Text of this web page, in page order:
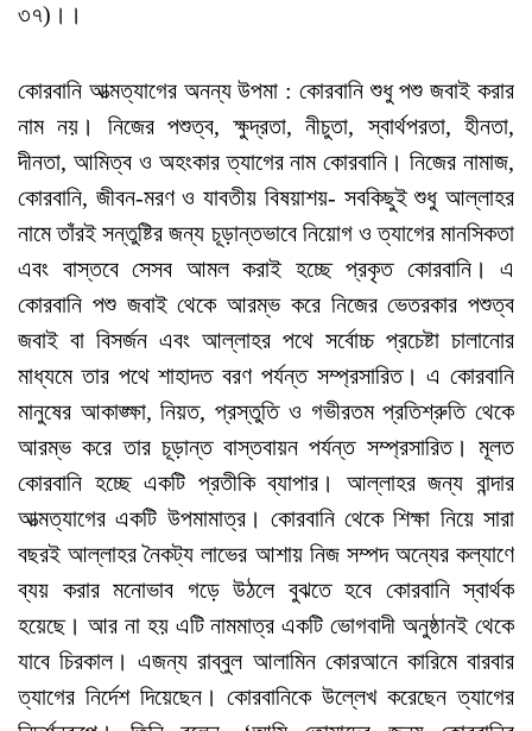
৩৭)।।
কোরবানি আত্মত্যাগের অনন্য উপমা : কোরবানি শুধু পশু জবাই করার
নাম নয়। নিজের পশুত্ব, ক্ষুদ্রতা, নীচুতা, স্বার্থপরতা, হীনতা,
দীনতা, আমিত্ব ও অহংকার ত্যাগের নাম কোরবানি। নিজের নামাজ,
কোরবানি, জীবন-মরণ ও যাবতীয় বিষয়াশয়- সবকিছুই শুধু আল্লাহর
নামে তাঁরই সন্তুষ্টির জন্য চূড়ান্তভাবে নিয়োগ ও ত্যাগের মানসিকতা
এবং বাস্তবে সেসব আমল করাই হচ্ছে প্রকৃত কোরবানি। এ
কোরবানি পশু জবাই থেকে আরম্ভ করে নিজের ভেতরকার পশুত্ব
জবাই বা বিসর্জন এবং আল্লাহর পথে সর্বোচ্চ প্রচেষ্টা চালানোর
মাধ্যমে তার পথে শাহাদত বরণ পর্যন্ত সম্প্রসারিত। এ কোরবানি
মানুষের আকাঙ্ক্ষা, নিয়ত, প্রস্তুতি ও গভীরতম প্রতিশ্রুতি থেকে
আরম্ভ করে তার চূড়ান্ত বাস্তবায়ন পর্যন্ত সম্প্রসারিত। মূলত
কোরবানি হচ্ছে একটি প্রতীকি ব্যাপার। আল্লাহর জন্য বান্দার
আত্মত্যাগের একটি উপমামাত্র। কোরবানি থেকে শিক্ষা নিয়ে সারা
বছরই আল্লাহর নৈকট্য লাভের আশায় নিজ সম্পদ অন্যের কল্যাণে
ব্যয় করার মনোভাব গড়ে উঠলে বুঝতে হবে কোরবানি স্বার্থক
হয়েছে। আর না হয় এটি নামমাত্র একটি ভোগবাদী অনুষ্ঠানই থেকে
যাবে চিরকাল। এজন্য রাব্বুল আলামিন কোরআনে কারিমে বারবার
ত্যাগের নির্দেশ দিয়েছেন। কোরবানিকে উল্লেখ করেছেন ত্যাগের